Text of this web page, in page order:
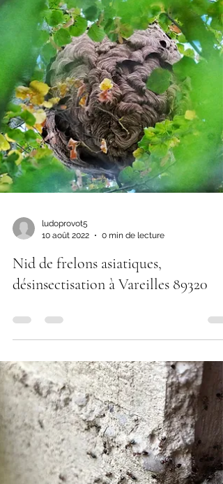
ludoprovot5
Nid de frelons asiatiques,
désinsectisation à Vareilles 89320